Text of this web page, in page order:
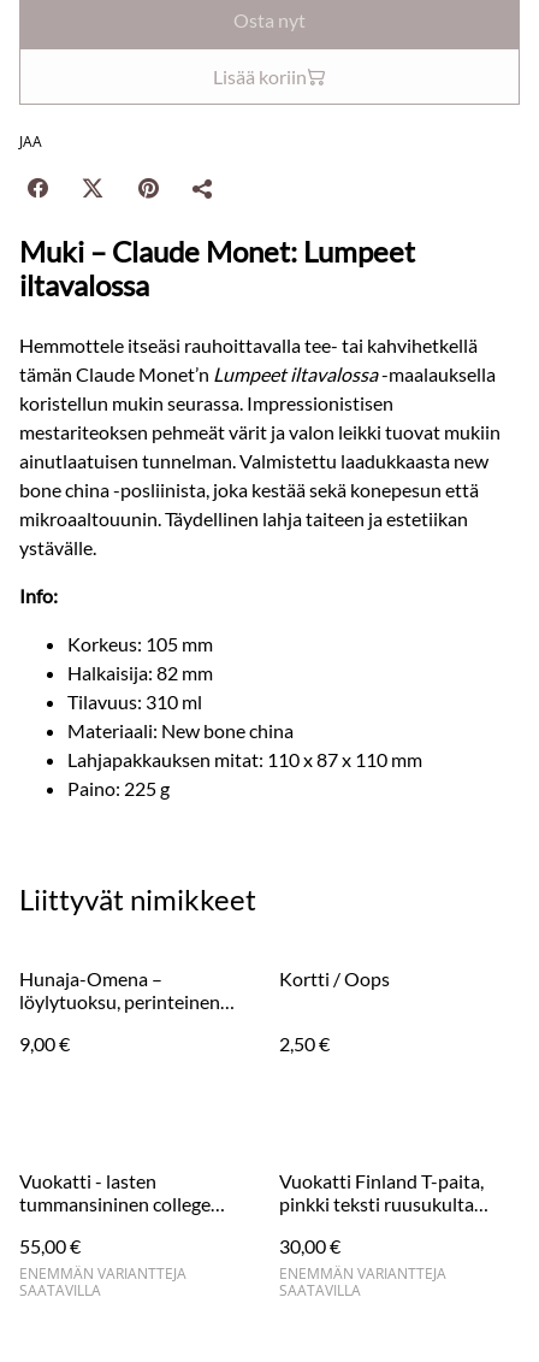
Osta nyt
Lisää koriin
JAA
Muki – Claude Monet: Lumpeet
iltavalossa
Hemmottele itseäsi rauhoittavalla tee- tai kahvihetkellä
tämän Claude Monet’n Lumpeet iltavalossa-maalauksella
koristellun mukin seurassa. Impressionistisen
mestariteoksen pehmeät värit ja valon leikki tuovat mukiin
ainutlaatuisen tunnelman. Valmistettu laadukkaasta new
bone china -posliinista, joka kestää sekä konepesun että
mikroaaltouunin. Täydellinen lahja taiteen ja estetiikan
ystävälle.
Info:
Korkeus: 105 mm
Halkaisija: 82 mm
Tilavuus: 310 ml
Materiaali: New bone china
Lahjapakkauksen mitat: 110 x 87 x 110 mm
Paino: 225 g
Liittyvät nimikkeet
Hunaja-Omena –
löylytuoksu, perinteinen
9,00 €
Kortti / Oops
2,50 €
Vuokatti - lasten
tummansininen college
55,00 €
ENEMMÄN VARIANTTEJA
SAATAVILLA
Vuokatti Finland T-paita,
pinkki teksti ruusukulta
30,00 €
ENEMMÄN VARIANTTEJA
SAATAVILLA